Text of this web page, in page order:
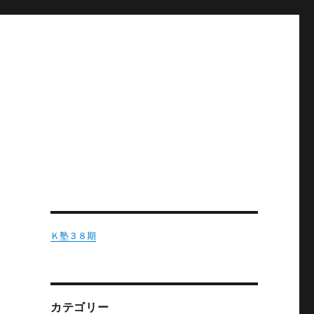
Ｋ塾３８期
カテゴリー